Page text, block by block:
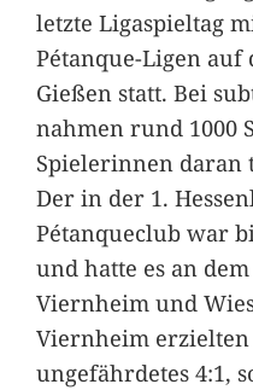
letzte Ligaspieltag
Pétanque-Ligen auf
Gießen statt. Bei
nahmen rund 1000
Spielerinnen daran
Der in der 1.
Pétanqueclub war
und hatte es an
Viernheim und
Viernheim
ungefährdetes 4:1,